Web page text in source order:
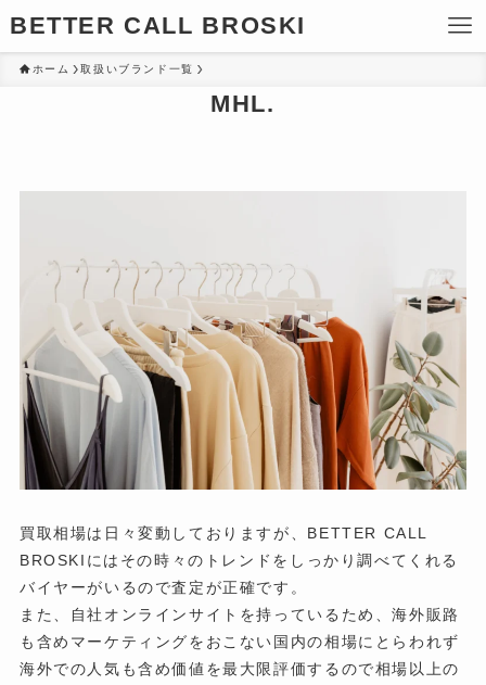
BETTER CALL BROSKI
ホーム 取扱いブランド一覧
MHL.
買取相場は日々変動しておりますが、BETTER CALL
BROSKIにはその時々のトレンドをしっかり調べてくれる
バイヤーがいるので査定が正確です。
また、自社オンラインサイトを持っているため、海外販路
も含めマーケティングをおこない国内の相場にとらわれず
海外での人気も含め価値を最大限評価するので相場以上の